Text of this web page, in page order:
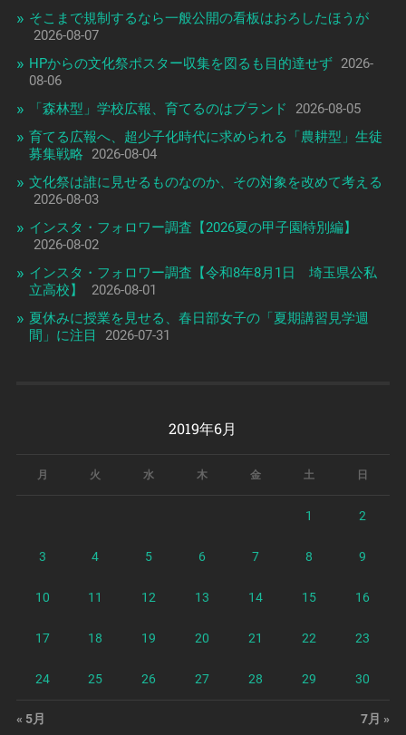
そこまで規制するなら一般公開の看板はおろしたほうが
2026-08-07
HPからの文化祭ポスター収集を図るも目的達せず
2026-
08-06
「森林型」学校広報、育てるのはブランド
2026-08-05
育てる広報へ、超少子化時代に求められる「農耕型」生徒
募集戦略
2026-08-04
文化祭は誰に見せるものなのか、その対象を改めて考える
2026-08-03
インスタ・フォロワー調査【2026夏の甲子園特別編】
2026-08-02
インスタ・フォロワー調査【令和8年8月1日 埼玉県公私
立高校】
2026-08-01
夏休みに授業を見せる、春日部女子の「夏期講習見学週
間」に注目
2026-07-31
2019年6月
月 火 水 木 金 土 日
1 2
3 4 5 6 7 8 9
10 11 12 13 14 15 16
17 18 19 20 21 22 23
24 25 26 27 28 29 30
« 5月 7月 »